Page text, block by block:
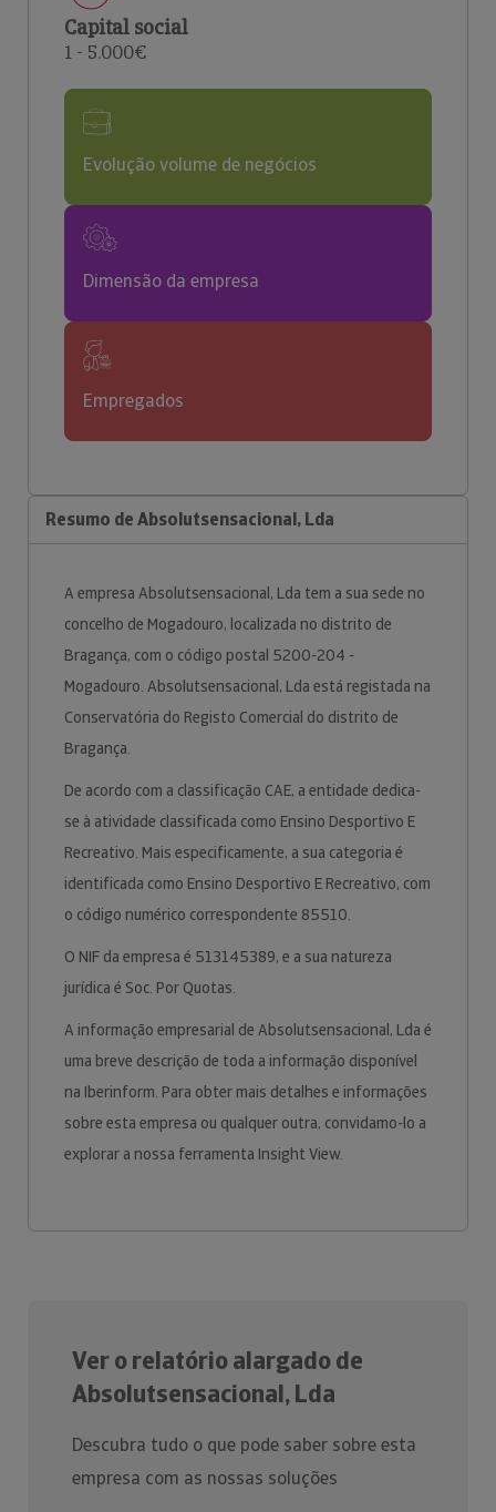
Capital social
1 - 5.000€
Evolução volume de negócios
Dimensão da empresa
Empregados
Resumo de Absolutsensacional, Lda
A empresa Absolutsensacional, Lda tem a sua sede no
concelho de Mogadouro, localizada no distrito de
Bragança, com o código postal 5200-204 -
Mogadouro. Absolutsensacional, Lda está registada na
Conservatória do Registo Comercial do distrito de
Bragança.
De acordo com a classificação CAE, a entidade dedica-
se à atividade classificada como Ensino Desportivo E
Recreativo. Mais especificamente, a sua categoria é
identificada como Ensino Desportivo E Recreativo, com
o código numérico correspondente 85510.
O NIF da empresa é 513145389, e a sua natureza
jurídica é Soc. Por Quotas.
A informação empresarial de Absolutsensacional, Lda é
uma breve descrição de toda a informação disponível
na Iberinform. Para obter mais detalhes e informações
sobre esta empresa ou qualquer outra, convidamo-lo a
explorar a nossa ferramenta Insight View.
Ver o relatório alargado de
Absolutsensacional, Lda
Descubra tudo o que pode saber sobre esta
empresa com as nossas soluções